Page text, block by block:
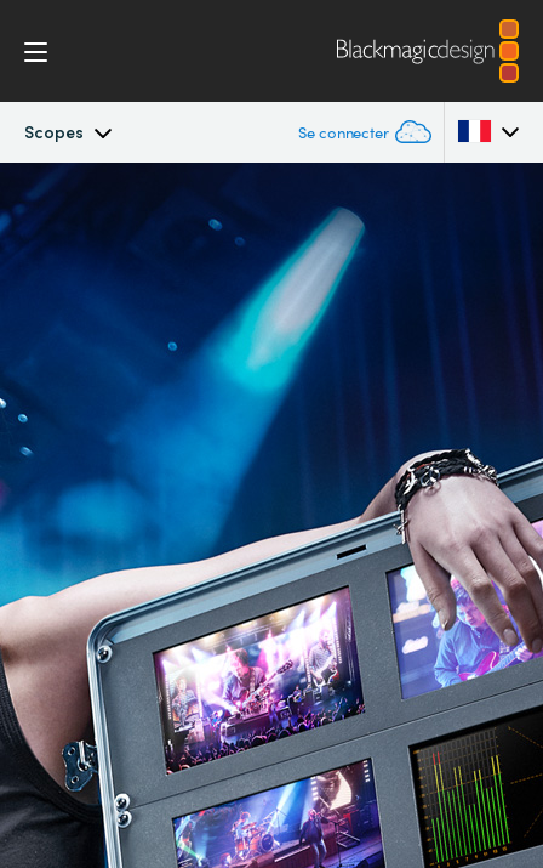
Scopes Se connecter
SmartView
Scopes
Installation
Spécifications
Finland
France
Germany
Hong Kong SAR, China
India
Italy